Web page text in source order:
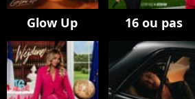
Glow Up 16 ou pas